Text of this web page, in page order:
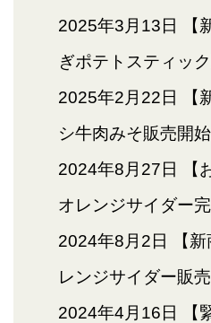
2025年3月13日
【
ぎポテトスティッ
2025年2月22日
【
シ牛肉みそ販売開始
2024年8月27日
【
オレンジサイダー完
2024年8月2日
【
レンジサイダー販
2024年4月16日
【